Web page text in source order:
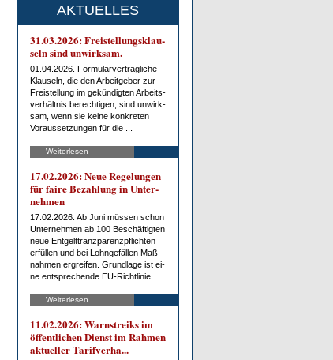
AKTUELLES
31.03.2026: Frei­stel­lungs­klau­
seln sind un­wirk­sam.
01.04.2026. For­mu­lar­ver­trag­li­che
Klau­seln, die den Ar­beit­ge­ber zur
Frei­stel­lung im ge­kün­dig­ten Ar­beits­
ver­hält­nis be­rech­ti­gen, sind un­wirk­
sam, wenn sie kei­ne kon­kre­ten
Vor­aus­set­zun­gen für die ...
Weiterlesen
17.02.2026: Neue Re­ge­lun­gen
für fai­re Be­zah­lung in Un­ter­
neh­men
17.02.2026. Ab Ju­ni müs­sen schon
Un­ter­neh­men ab 100 Be­schäf­tig­ten
neue Ent­gelt­tranz­pa­renz­pflich­ten
er­fül­len und bei Lohn­ge­fäl­len Maß­
nah­men er­grei­fen. Grund­la­ge ist ei­
ne ent­spre­chen­de EU-Richt­li­nie.
Weiterlesen
11.02.2026: Warn­streiks im
öf­fent­li­chen Dienst im Rah­men
ak­tu­el­ler Ta­rif­ver­ha...